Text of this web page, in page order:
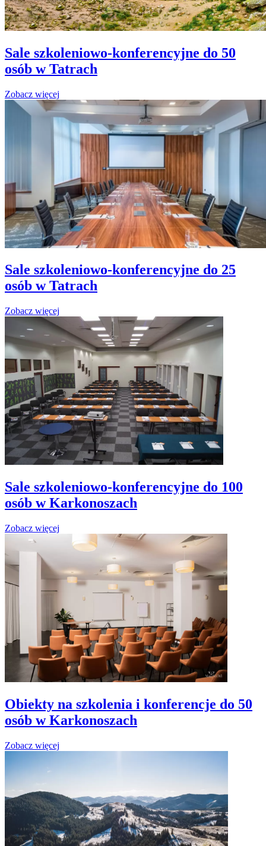
Sale szkoleniowo-konferencyjne do 50
osób w Tatrach
Zobacz więcej
Sale szkoleniowo-konferencyjne do 25
osób w Tatrach
Zobacz więcej
Sale szkoleniowo-konferencyjne do 100
osób w Karkonoszach
Zobacz więcej
Obiekty na szkolenia i konferencje do 50
osób w Karkonoszach
Zobacz więcej